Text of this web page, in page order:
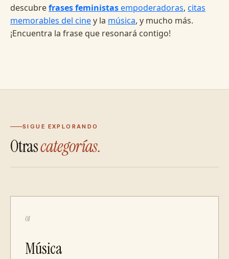
descubrefrases feministasempoderadoras, citas
memorables del ciney la música, y mucho más.
¡Encuentra la frase que resonará contigo!
SIGUE EXPLORANDO
Otrascategorías.
01
Música